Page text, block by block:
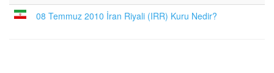
08 Temmuz 2010 İran Riyali (IRR) Kuru Nedir?